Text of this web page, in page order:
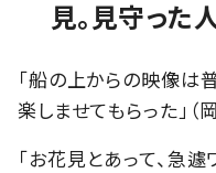
見。見守った
「船の上からの映像は
楽しませてもらった」（
「お花見とあって、急